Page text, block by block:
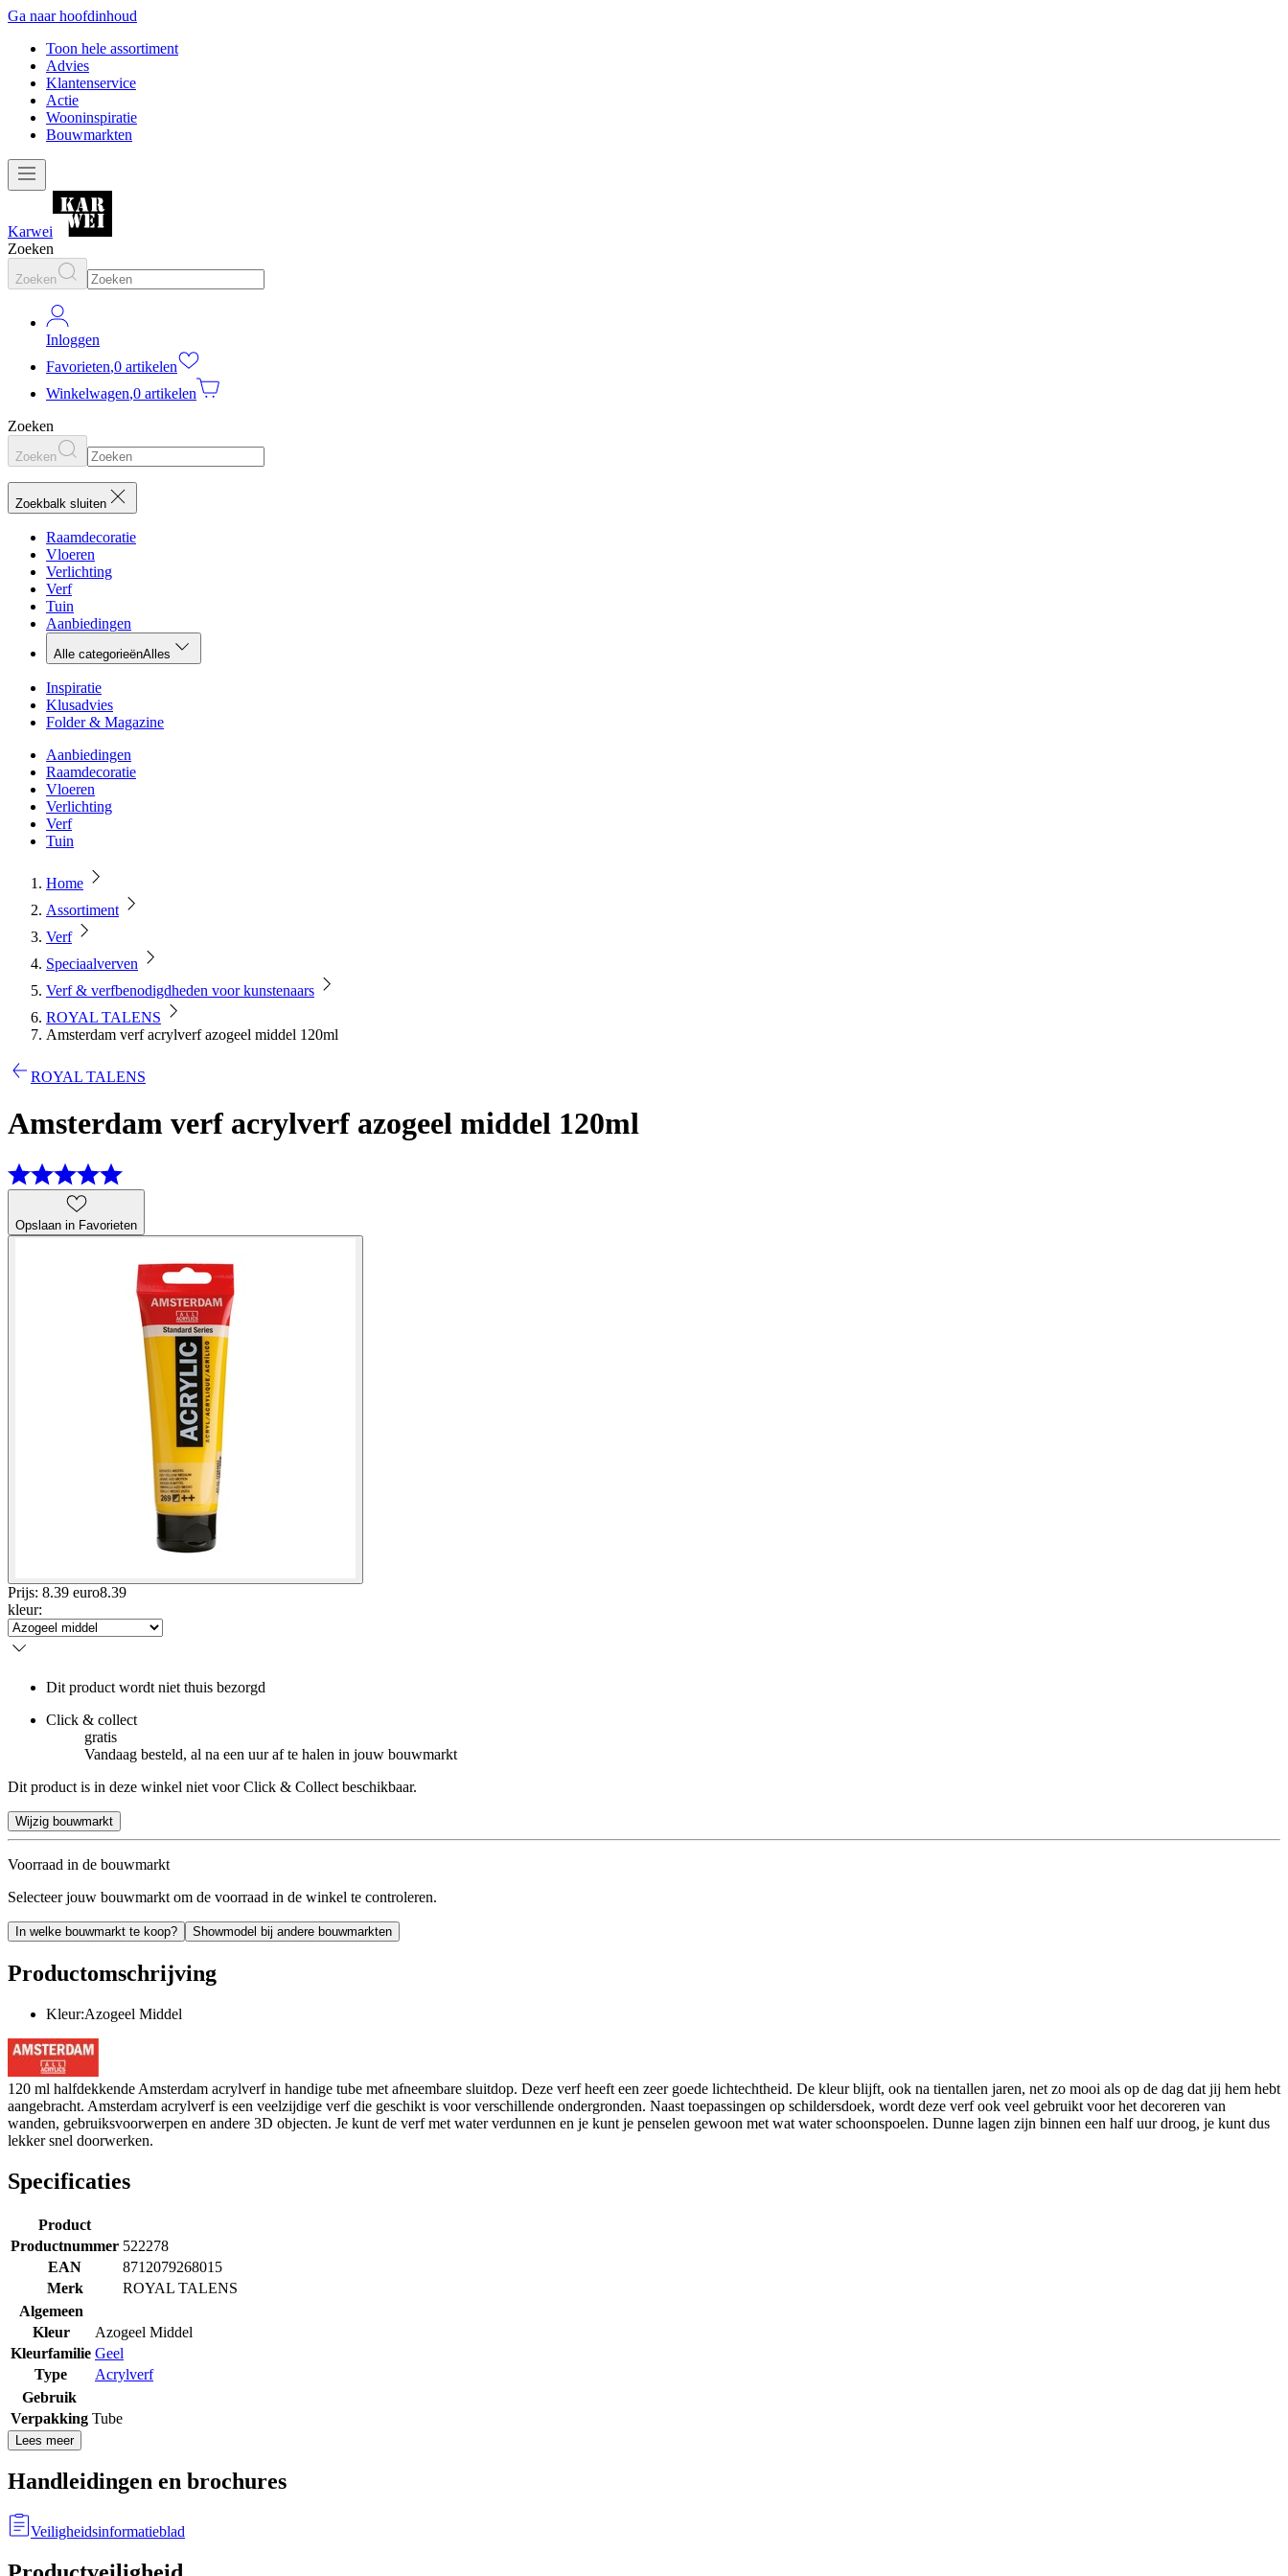
Ga naar hoofdinhoud
Toon hele assortiment
Advies
Klantenservice
Actie
Wooninspiratie
Bouwmarkten
Karwei
Zoeken
Zoeken
Inloggen
Favorieten,0 artikelen
Winkelwagen,0 artikelen
Zoeken
Zoeken
Zoekbalk sluiten
Raamdecoratie
Vloeren
Verlichting
Verf
Tuin
Aanbiedingen
Alle categorieënAlles
Inspiratie
Klusadvies
Folder & Magazine
Aanbiedingen
Raamdecoratie
Vloeren
Verlichting
Verf
Tuin
Home
Assortiment
Verf
Speciaalverven
Verf & verfbenodigdheden voor kunstenaars
ROYAL TALENS
Amsterdam verf acrylverf azogeel middel 120ml
ROYAL TALENS
Amsterdam verf acrylverf azogeel middel 120ml
Opslaan in Favorieten
Prijs: 8.39 euro8.39
kleur:
Dit product wordt niet thuis bezorgd
Click & collect
gratis
Vandaag besteld, al na een uur af te halen in jouw bouwmarkt
Dit product is in deze winkel niet voor Click & Collect beschikbaar.
Wijzig bouwmarkt
Voorraad in de bouwmarkt
Selecteer jouw bouwmarkt om de voorraad in de winkel te controleren.
In welke bouwmarkt te koop? Showmodel bij andere bouwmarkten
Productomschrijving
Kleur:Azogeel Middel
120 ml halfdekkende Amsterdam acrylverf in handige tube met afneembare sluitdop. Deze verf heeft een zeer goede lichtechtheid. De kleur blijft, ook na tientallen jaren, net zo mooi als op de dag dat jij hem hebt
aangebracht. Amsterdam acrylverf is een veelzijdige verf die geschikt is voor verschillende ondergronden. Naast toepassingen op schildersdoek, wordt deze verf ook veel gebruikt voor het decoreren van
wanden, gebruiksvoorwerpen en andere 3D objecten. Je kunt de verf met water verdunnen en je kunt je penselen gewoon met wat water schoonspoelen. Dunne lagen zijn binnen een half uur droog, je kunt dus
lekker snel doorwerken.
Specificaties
Product
Productnummer 522278
EAN
8712079268015
Merk
ROYAL TALENS
Algemeen
Kleur
Azogeel Middel
Kleurfamilie Geel
Type
Acrylverf
Gebruik
Verpakking Tube
Lees meer
Handleidingen en brochures
Veiligheidsinformatieblad